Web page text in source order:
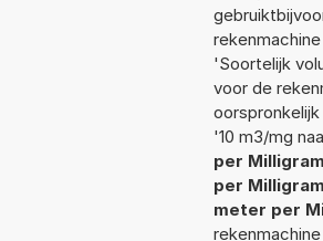
'Soortelijk
voor de
'10 m3/mg
per
per
meter per